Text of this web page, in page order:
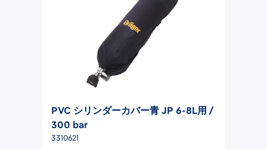
PVC シリンダーカバー青 JP 6-8L用 /
300 bar
3310621